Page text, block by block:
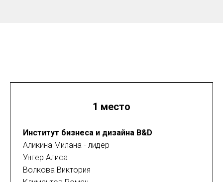
1 место
Институт бизнеса и дизайна B&D
Аликина Милана - лидер
Унгер Алиса
Волкова Виктория